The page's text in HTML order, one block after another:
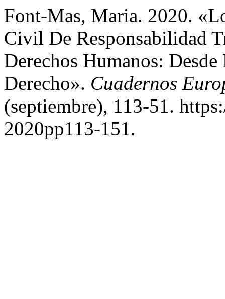
Font-Mas, Maria. 2020.
Civil De Responsabilidad
Derechos Humanos:
Derecho». Cuadernos
(septiembre), 113-51.
2020pp113-151.